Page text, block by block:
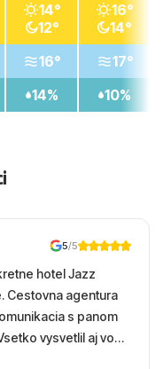
14°
12°
16°
14%
16°
14°
17°
10%
5/5
hotel Jazz
Cestovna agentura
s panom
vysvetlil aj vo
Hotel